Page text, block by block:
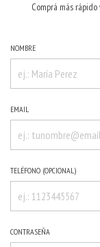
Comprá más
NOMBRE
EMAIL
TELÉFONO (OPCIONAL)
CONTRASEÑA